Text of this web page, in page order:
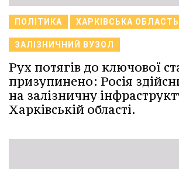
ПОЛІТИКА ХАРКІВСЬКА ОБЛАСТЬ
ЗАЛІЗНИЧНИЙ ВУЗОЛ
Рух потягів до ключової
призупинено: Росія
на залізничну
Харківській області.